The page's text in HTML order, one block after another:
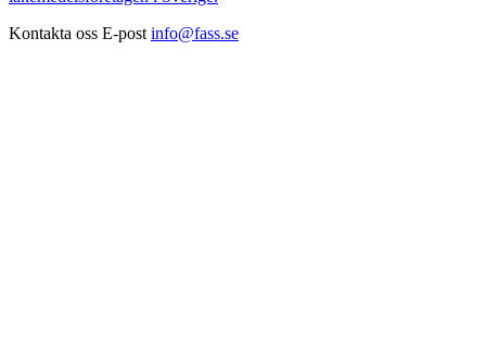
Kontakta oss E-post info@fass.se